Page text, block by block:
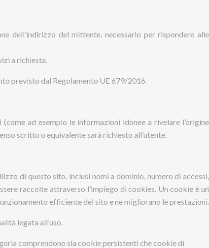
dell’indirizzo del mittente, necessario per rispondere alle
a richiesta.
previsto dal Regolamento UE 679/2016.
ad esempio le informazioni idonee a rivelare l’origine
scritto o equivalente sarà richiesto all’utente.
di questo sito, inclusi nomi a dominio, numero di accessi,
raccolte attraverso l’impiego di cookies. Un cookie è un
efficiente del sito e ne migliorano le prestazioni.
legata all’uso.
comprendono sia cookie persistenti che cookie di